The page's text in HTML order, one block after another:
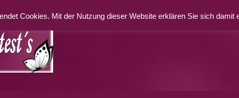
Cookies. Mit der Nutzung dieser Website erklären Sie sich damit